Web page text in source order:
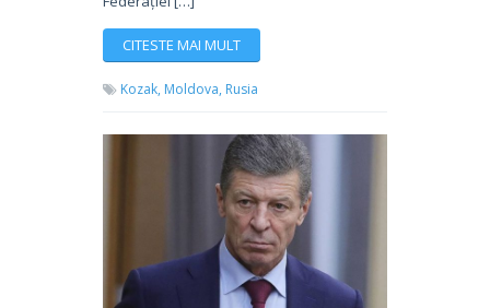
CITESTE MAI MULT
Kozak, Moldova, Rusia